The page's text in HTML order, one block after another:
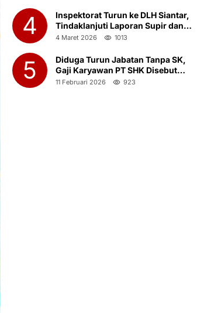
4
Inspektorat Turun ke DLH Siantar,
Tindaklanjuti Laporan Supir dan
Kernet Truk Sampah Ambil Botot
4 Maret 2026 1013
5
Diduga Turun Jabatan Tanpa SK,
Gaji Karyawan PT SHK Disebut
Menyusut Drastis
11 Februari 2026 923